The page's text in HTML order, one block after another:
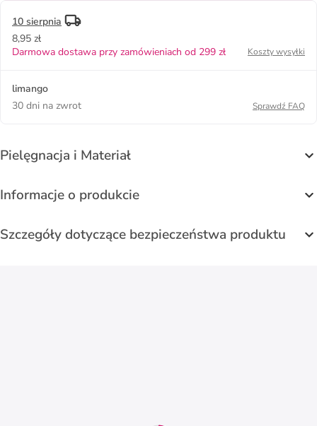
10 sierpnia
8,95 zł
Darmowa dostawa przy zamówieniach od 299 zł
Koszty wysyłki
limango
30 dni na zwrot
Sprawdź FAQ
Pielęgnacja i Materiał
Informacje o produkcie
Szczegóły dotyczące bezpieczeństwa produktu